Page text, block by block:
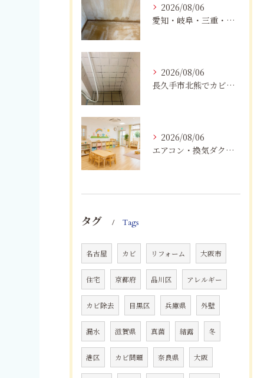
2026/08/06
愛知・岐阜・三重・静岡の公営住宅で発生するカビ対策｜原因・健康被害・効果的な予防方法を徹底解説
2026/08/06
長久手市北熊でカビに悩む方へ｜健康被害を防ぐための対策とは
2026/08/06
エアコン・換気ダクトのカビ臭を根本改善する方法
タグ Tags
名古屋 カビ リフォーム 大阪市
住宅 京都府 品川区 アレルギー
カビ除去 目黒区 兵庫県 外壁
漏水 滋賀県 真菌 結露 冬
港区 カビ問題 奈良県 大阪